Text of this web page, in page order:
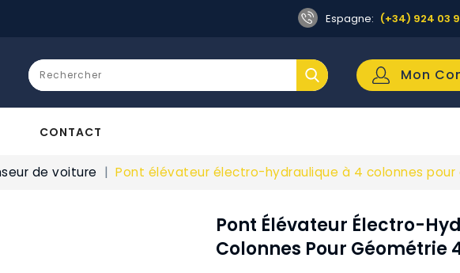
Espagne: (+34) 924 03
Mon
CONTACT
de voiture Pont élévateur électro-hydraulique à 4 colonnes
Pont Élévateur Électro-
Colonnes Pour Géométrie